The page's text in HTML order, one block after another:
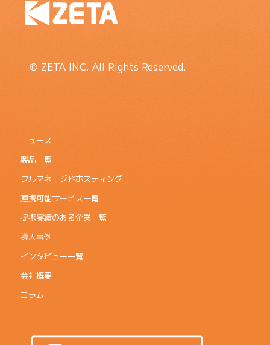
© ZETA INC. All Rights Reserved.
ニュース
製品一覧
フルマネージドホスティング
連携可能サービス一覧
提携実績のある企業一覧
導入事例
インタビュー一覧
会社概要
コラム